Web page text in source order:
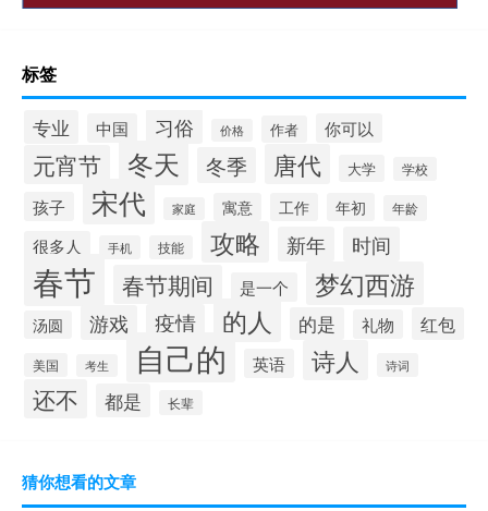
标签
专业 中国 习俗 价格 作者 你可以
元宵节 冬天 冬季 唐代 大学 学校
孩子 宋代 家庭 寓意 工作 年初 年龄
很多人 手机 技能 攻略 新年 时间
春节 春节期间 是一个 梦幻西游
汤圆 游戏 疫情 的人 的是 礼物 红包
美国 考生 自己的 英语 诗人 诗词
还不 都是 长辈
猜你想看的文章